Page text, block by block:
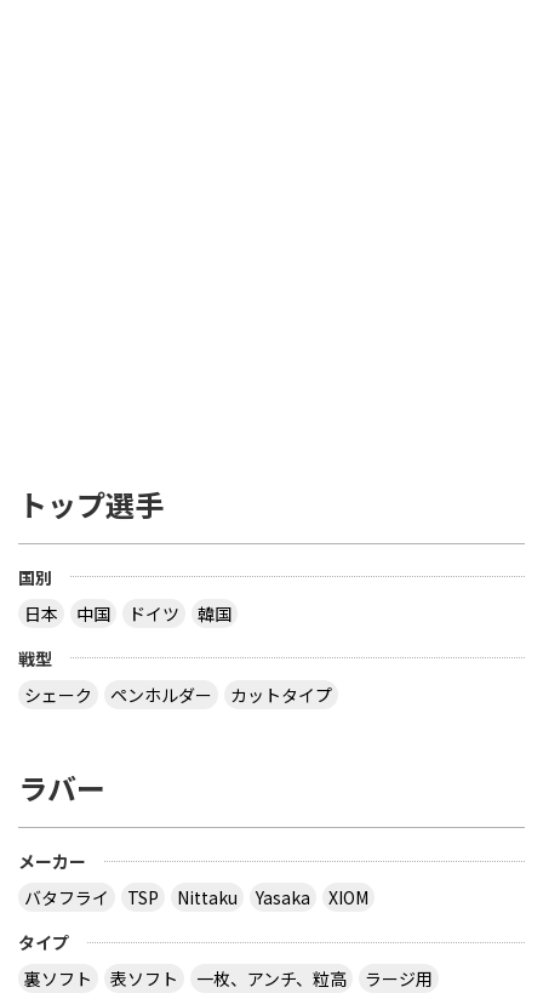
トップ選手
国別
日本
中国 ドイツ
韓国
戦型
シェーク
ペンホルダー カットタイプ
ラバー
メーカー
バタフライ
TSP Nittaku Yasaka
XIOM
タイプ
裏ソフト
表ソフト 一枚、アンチ、粒高 ラージ用